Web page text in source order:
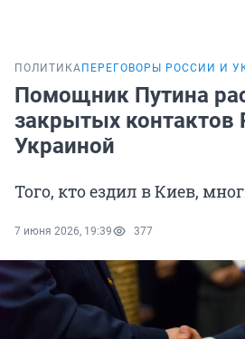
ПОЛИТИКА ПЕРЕГОВОРЫ РОССИИ И
Помощник Путина
закрытых контактов
Украиной
Того, кто ездил в Киев,
7 июня 2026, 19:39 377